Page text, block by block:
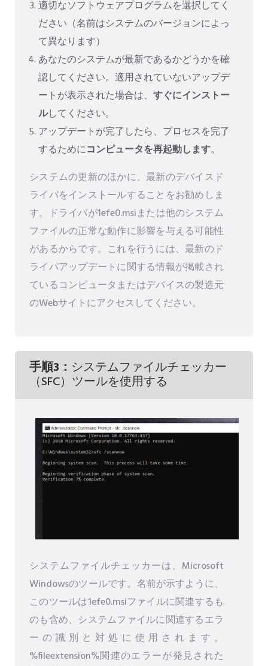
適切なソフトウェアプログラムを選択してく
ださい（名前はシステムのバージョンによっ
て異なります）
あなたのシステムが最新であるかどうかを確
認してください。適用されていないアップデ
ートが表示された場合は、 すぐにインストー
ルしてください。
アップデートが完了したら、プロセスを完了
するためにコンピュータを再起動します。
システムの更新のほかに、最新のデバイスド
ライバをインストールすることをお勧めしま
す。ドライバが1efe0.msiまたは他のシステム
ファイルの正常な動作に影響を与える可能性
があるからです。これを行うには、最新のド
ライバアップデートに関する情報が掲載され
ているコンピュータまたはデバイスの製造元
のWebサイトにアクセスしてください。
手順3： システムファイルチェッカー
（SFC）ツールを使用する
システムファイルチェッカーは、Microsoft
Windowsのツールです。名前が示すように、
このツールは1efe0.msiファイルに関連するも
のも含め、システムファイルに関連するエラ
ーの識別と対処に使用されます。
%fileextension%関連のエラーが発見された